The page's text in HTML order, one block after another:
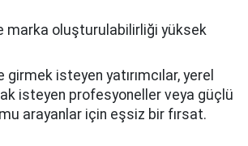
marka oluşturulabilirliği yüksek
isteyen yatırımcılar, yerel
isteyen profesyoneller veya güçlü
arayanlar için eşsiz bir fırsat.